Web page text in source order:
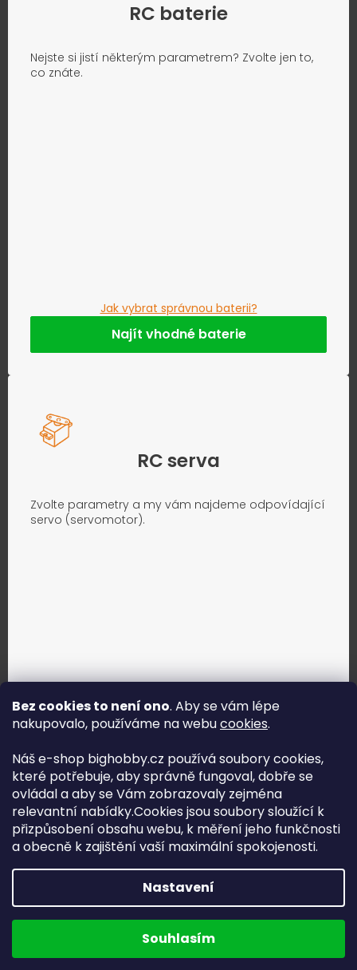
Bez cookies to není ono. Aby se vám lépe
nakupovalo, používáme na webucookies.
Náš e-shop bighobby.cz používá soubory cookies,
které potřebuje, aby správně fungoval, dobře se
ovládal a aby se Vám zobrazovaly zejména
relevantní nabídky.Cookies jsou soubory sloužící k
přizpůsobení obsahu webu, k měření jeho funkčnosti
a obecně k zajištění vaší maximální spokojenosti.
Nastavení
Souhlasím
RC baterie
Nejste si jistí některým parametrem? Zvolte jen to,
co znáte.
Jak vybrat správnou baterii?
Najít vhodné baterie
RC serva
Zvolte parametry a my vám najdeme odpovídající
servo (servomotor).
Jak vybrat správné servo?
Najít správné servo
Na UX & Web Design je tuLukáš Dubina
Shoptet
Copyright (c) 2016 -2026 Big hobby.cz - všechna práva